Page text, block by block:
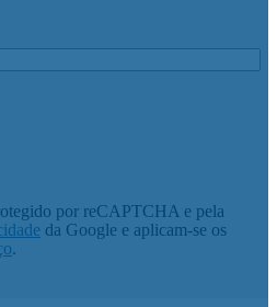
por reCAPTCHA e pela
da Google e aplicam-se os
.